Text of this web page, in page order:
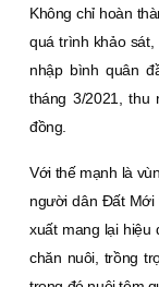
Không chỉ hoàn
quá trình khảo
nhập bình quân
tháng 3/2021,
đồng.
Với thế mạnh là
người dân Ðất Mới
xuất mang lại hiệu
chăn nuôi, trồng